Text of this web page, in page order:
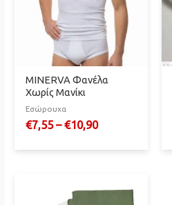
MINERVA Φανέλα
Χωρίς Μανίκι
Εσώρουχα
€7,55–€10,90